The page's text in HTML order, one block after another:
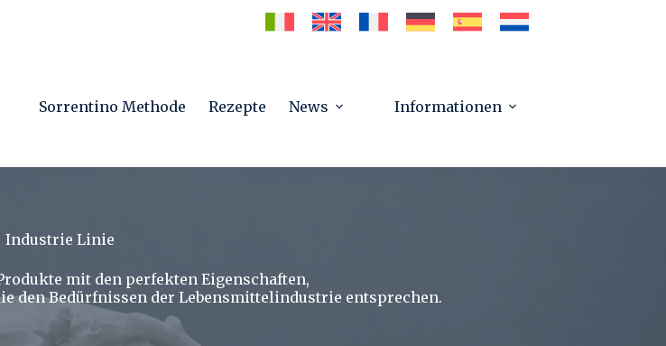
Sorrentino Methode Rezepte News Informationen
Industrie Linie
mit den perfekten Eigenschaften,
den Bedürfnissen der Lebensmittelindustrie entsprechen.